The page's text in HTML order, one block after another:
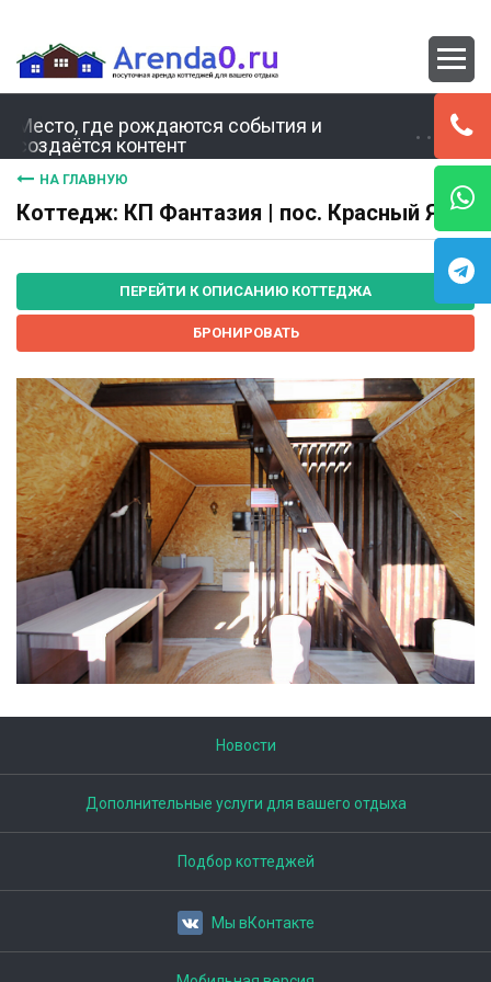
Место, где рождаются события и
создаётся контент
НА ГЛАВНУЮ
Коттедж: КП Фантазия | пос. Красный Яр
ПЕРЕЙТИ К ОПИСАНИЮ КОТТЕДЖА
БРОНИРОВАТЬ
Новости
Дополнительные услуги для вашего отдыха
Подбор коттеджей
Мы вКонтакте